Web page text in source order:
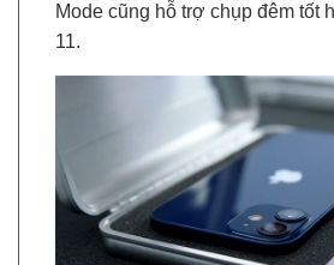
Mode cũng hỗ trợ chụp đêm tốt
11.